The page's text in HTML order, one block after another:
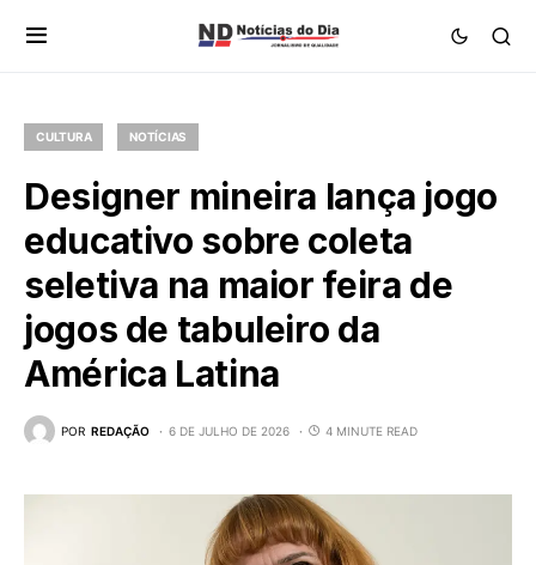
CULTURA NOTÍCIAS
Designer mineira lança jogo
educativo sobre coleta
seletiva na maior feira de
jogos de tabuleiro da
América Latina
POR REDAÇÃO 6 DE JULHO DE 2026 4 MINUTE READ